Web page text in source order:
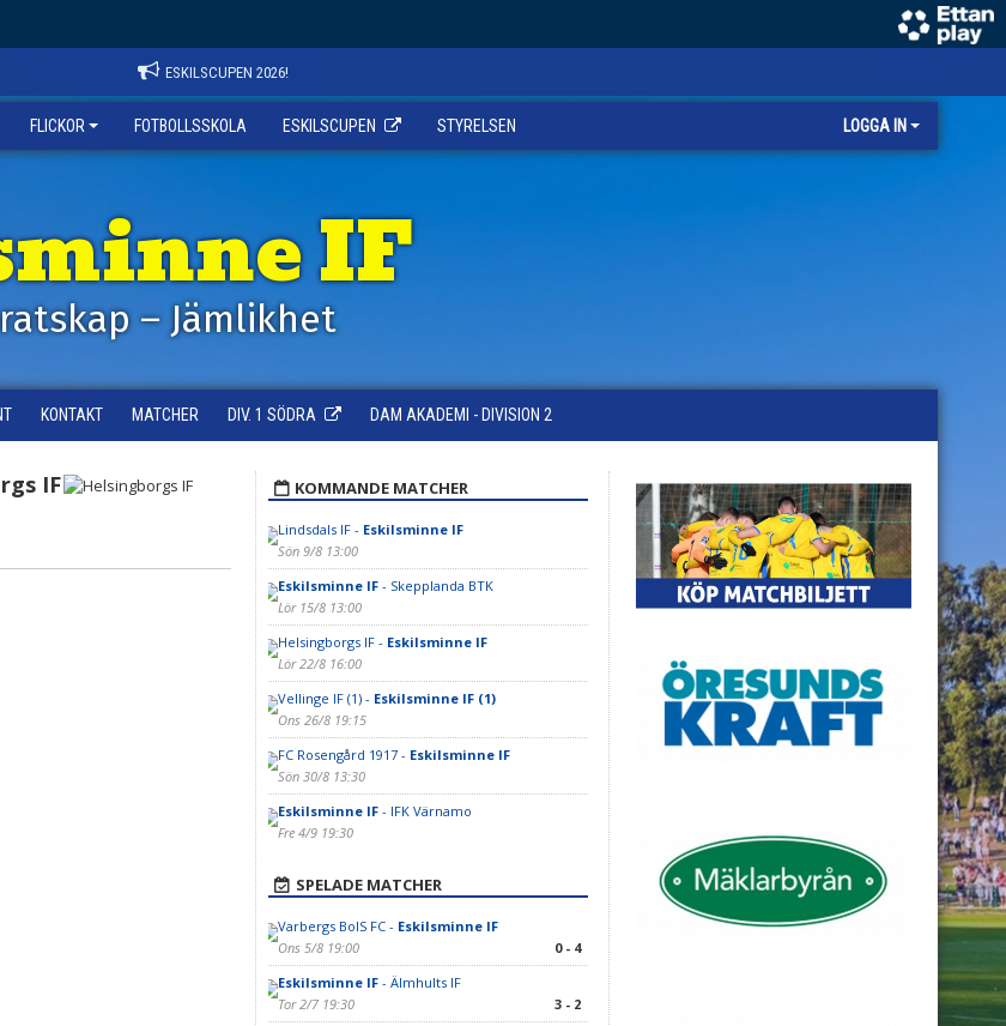
ESKILSCUPEN 2026!
FLICKOR FOTBOLLSSKOLA ESKILSCUPEN STYRELSEN LOGGA IN
IF
– Jämlikhet
KONTAKT MATCHER DIV. 1 SÖDRA DAM AKADEMI - DIVISION 2
IF KOMMANDE MATCHER
Lindsdals IF - Eskilsminne IF
Sön 9/8 13:00
Eskilsminne IF- Skepplanda BTK
Lör 15/8 13:00
Helsingborgs IF - Eskilsminne IF
Lör 22/8 16:00
Vellinge IF (1) - Eskilsminne IF (1)
Ons 26/8 19:15
FC Rosengård 1917 - Eskilsminne IF
Sön 30/8 13:30
Eskilsminne IF- IFK Värnamo
Fre 4/9 19:30
SPELADE MATCHER
Varbergs BoIS FC - Eskilsminne IF
Ons 5/8 19:00
0 - 4
Eskilsminne IF- Älmhults IF
Tor 2/7 19:30
3 - 2